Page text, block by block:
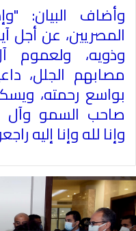
وأضاف البيان:
المصريين، عن أجل
وذويه، ولعموم
مصابهم الجلل،
بواسع رحمته،
صاحب السمو وآل
وإنا لله وإنا إليه